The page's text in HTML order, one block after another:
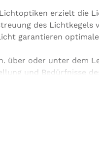
erzielt die
des Lichtkegels
garantieren
über oder unter dem
und Bedürfnisse
grosser, leicht zu
wählbaren